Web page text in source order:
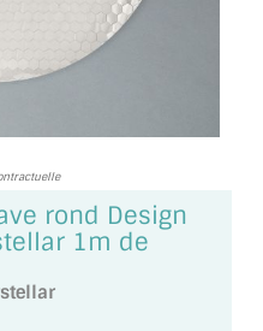
rond Design
1m de